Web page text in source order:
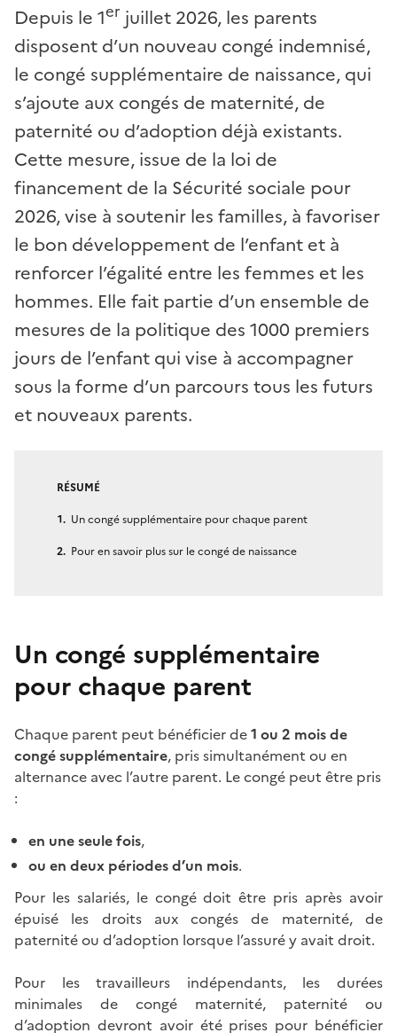
Depuis le 1er juillet 2026, les parents
disposent d’un nouveau congé indemnisé,
le congé supplémentaire de naissance, qui
s’ajoute aux congés de maternité, de
paternité ou d’adoption déjà existants.
Cette mesure, issue de la loi de
financement de la Sécurité sociale pour
2026, vise à soutenir les familles, à favoriser
le bon développement de l’enfant et à
renforcer l’égalité entre les femmes et les
hommes. Elle fait partie d’un ensemble de
mesures de la politique des 1000 premiers
jours de l’enfant qui vise à accompagner
sous la forme d’un parcours tous les futurs
et nouveaux parents.
RÉSUMÉ
Un congé supplémentaire pour chaque parent
Pour en savoir plus sur le congé de naissance
Un congé supplémentaire
pour chaque parent
Chaque parent peut bénéficier de1 ou 2 mois de
congé supplémentaire, pris simultanément ou en
alternance avec l’autre parent. Le congé peut être pris
:
en une seule fois,
ou en deux périodes d’un mois.
Pour les salariés, le congé doit être pris après avoir
épuisé les droits aux congés de maternité, de
paternité ou d’adoption lorsque l’assuré y avait droit.
Pour les travailleurs indépendants, les durées
minimales de congé maternité, paternité ou
d’adoption devront avoir été prises pour bénéficier